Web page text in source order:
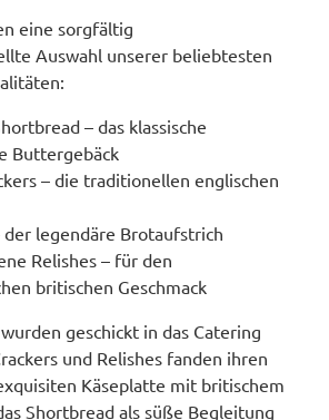
eine sorgfältig
Auswahl unserer beliebtesten
– das klassische
Buttergebäck
– die traditionellen englischen
legendäre Brotaufstrich
Relishes – für den
britischen Geschmack
geschickt in das Catering
und Relishes fanden ihren
Käseplatte mit britischem
Shortbread als süße Begleitung